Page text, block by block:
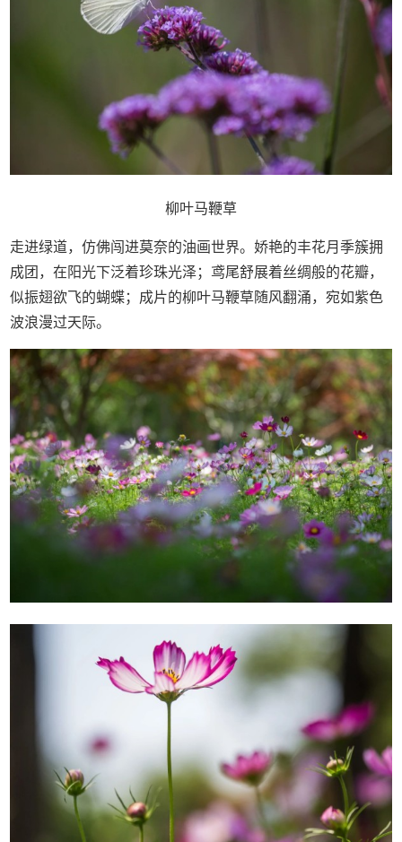
柳叶马鞭草
走进绿道，仿佛闯进莫奈的油画世界。娇艳的丰花月季簇拥
成团，在阳光下泛着珍珠光泽；鸢尾舒展着丝绸般的花瓣，
似振翅欲飞的蝴蝶；成片的柳叶马鞭草随风翻涌，宛如紫色
波浪漫过天际。